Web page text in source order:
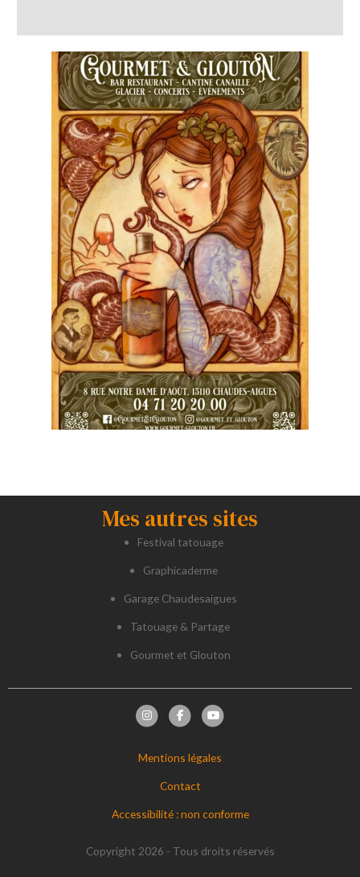
Mes autres sites
Festival tatouage
Graphicaderme
Garage Chaudesaigues
Tatouage & Partage
Gourmet et Glouton
Mentions légales
Contact
Accessibilité : non conforme
Copyright 2026 - Tous droits réservés